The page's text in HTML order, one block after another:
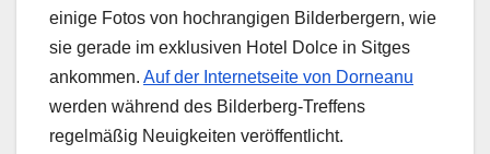
einige Fotos von hochrangigen Bilderbergern, wie
sie gerade im exklusiven Hotel Dolce in Sitges
ankommen. Auf der Internetseite von Dorneanu
werden während des Bilderberg-Treffens
regelmäßig Neuigkeiten veröffentlicht.